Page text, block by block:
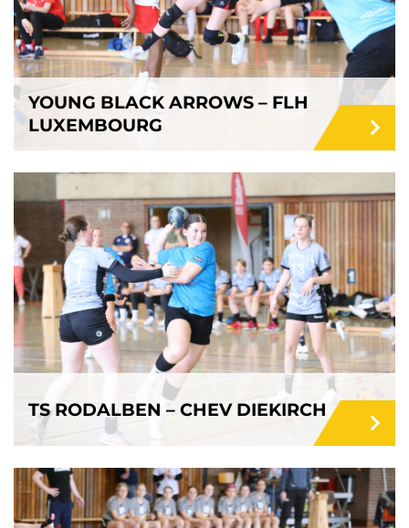
YOUNG BLACK ARROWS – FLH
LUXEMBOURG
TS RODALBEN – CHEV DIEKIRCH